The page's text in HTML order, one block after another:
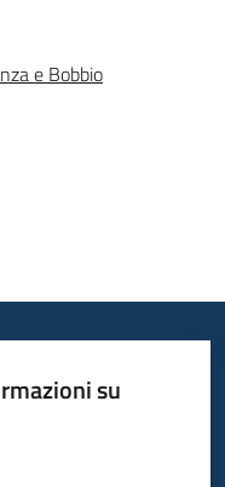
e Bobbio
su